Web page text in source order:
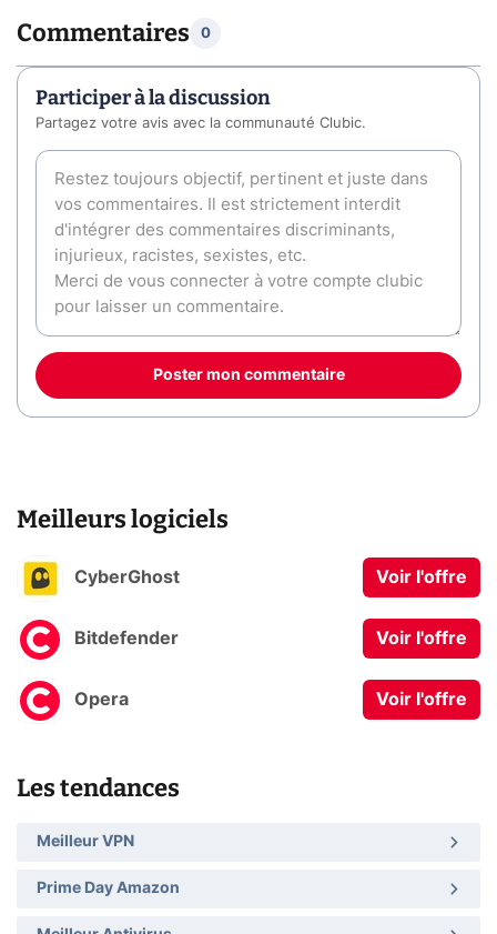
Commentaires 0
Participer à la discussion
Partagez votre avis avec la communauté Clubic.
Poster mon commentaire
Meilleurs logiciels
CyberGhost Voir l'offre
Bitdefender Voir l'offre
Opera Voir l'offre
Les tendances
Meilleur VPN
Prime Day Amazon